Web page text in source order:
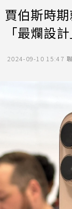
賈伯斯時
「最爛設
2024-09-10 15:47